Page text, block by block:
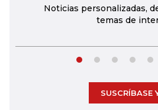
Noticias personalizadas,
temas de
SUSCRÍBASE